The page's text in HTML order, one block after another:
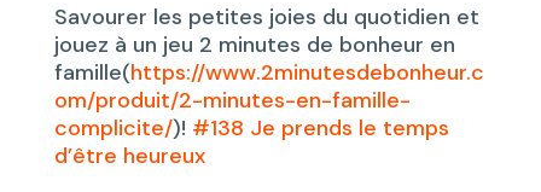
Savourer les petites joies du quotidien et
jouez à un jeu 2 minutes de bonheur en
famille(https://www.2minutesdebonheur.c
om/produit/2-minutes-en-famille-
complicite/)! #138 Je prends le temps
d’être heureux